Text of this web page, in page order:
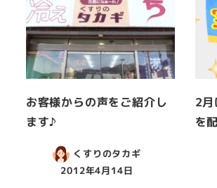
お客様からの声をご紹介し
ます♪
くすりのタカギ
2012年4月14日
2月
を